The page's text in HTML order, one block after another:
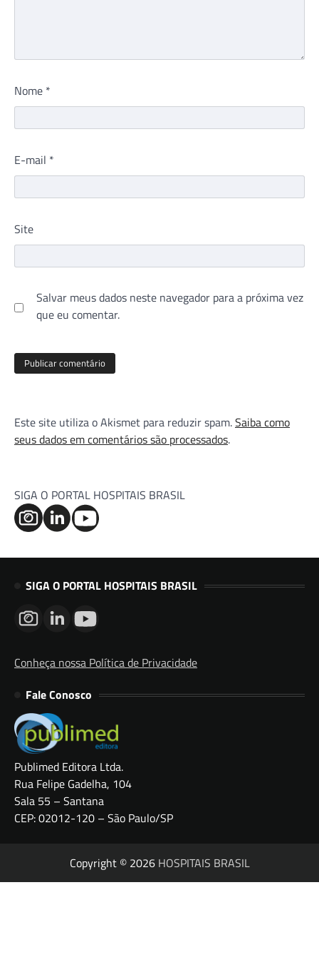
Nome *
E-mail *
Site
Salvar meus dados neste navegador para a próxima vez
que eu comentar.
Este site utiliza o Akismet para reduzir spam.Saiba como
seus dados em comentários são processados.
SIGA O PORTAL HOSPITAIS BRASIL
SIGA O PORTAL HOSPITAIS BRASIL
Conheça nossa Política de Privacidade
Fale Conosco
Publimed Editora Ltda.
Rua Felipe Gadelha, 104
Sala 55 – Santana
CEP: 02012-120 – São Paulo/SP
Copyright © 2026 HOSPITAIS BRASIL